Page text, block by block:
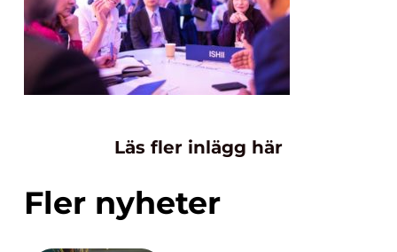
Läs fler inlägg här
Fler nyheter